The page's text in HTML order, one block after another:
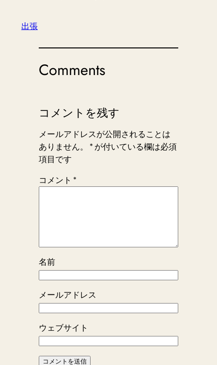
出張
Comments
コメントを残す
メールアドレスが公開されることは
ありません。
* が付いている欄は必須
項目です
コメント *
名前
メールアドレス
ウェブサイト